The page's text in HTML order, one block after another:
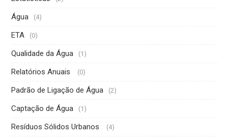
Água (4)
ETA (0)
Qualidade da Água (1)
Relatórios Anuais (0)
Padrão de Ligação de Água (2)
Captação de Água (1)
Resíduos Sólidos Urbanos (4)